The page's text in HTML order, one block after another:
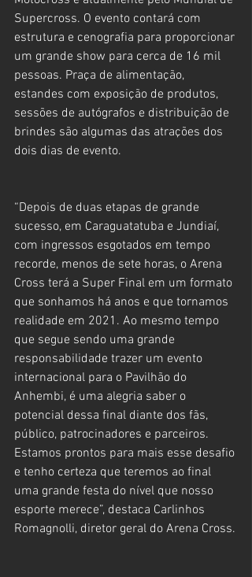
Supercross. O evento contará com
estrutura e cenografia para proporcionar
um grande show para cerca de 16 mil
pessoas. Praça de alimentação,
estandes com exposição de produtos,
sessões de autógrafos e distribuição de
brindes são algumas das atrações dos
dois dias de evento.
“Depois de duas etapas de grande
sucesso, em Caraguatatuba e Jundiaí,
com ingressos esgotados em tempo
recorde, menos de sete horas, o Arena
Cross terá a Super Final em um formato
que sonhamos há anos e que tornamos
realidade em 2021. Ao mesmo tempo
que segue sendo uma grande
responsabilidade trazer um evento
internacional para o Pavilhão do
Anhembi, é uma alegria saber o
potencial dessa final diante dos fãs,
público, patrocinadores e parceiros.
Estamos prontos para mais esse desafio
e tenho certeza que teremos ao final
uma grande festa do nível que nosso
esporte merece”, destaca Carlinhos
Romagnolli, diretor geral do Arena Cross.